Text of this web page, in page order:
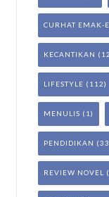
CURHAT EMAK-
KECANTIKAN
LIFESTYLE (112)
MENULIS (1)
PENDIDIKAN
REVIEW NOVEL